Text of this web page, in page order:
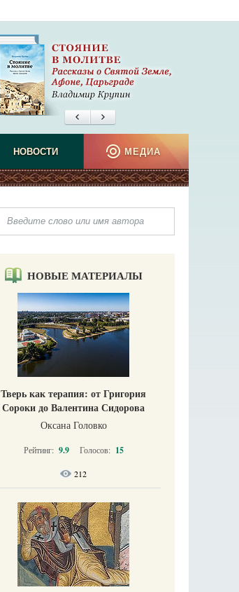
НОВОСТИ МЕДИА
НОВЫЕ МАТЕРИАЛЫ
Тверь как терапия: от Григория
Сороки до Валентина Сидорова
Оксана Головко
Рейтинг: 9.9 Голосов: 15
212